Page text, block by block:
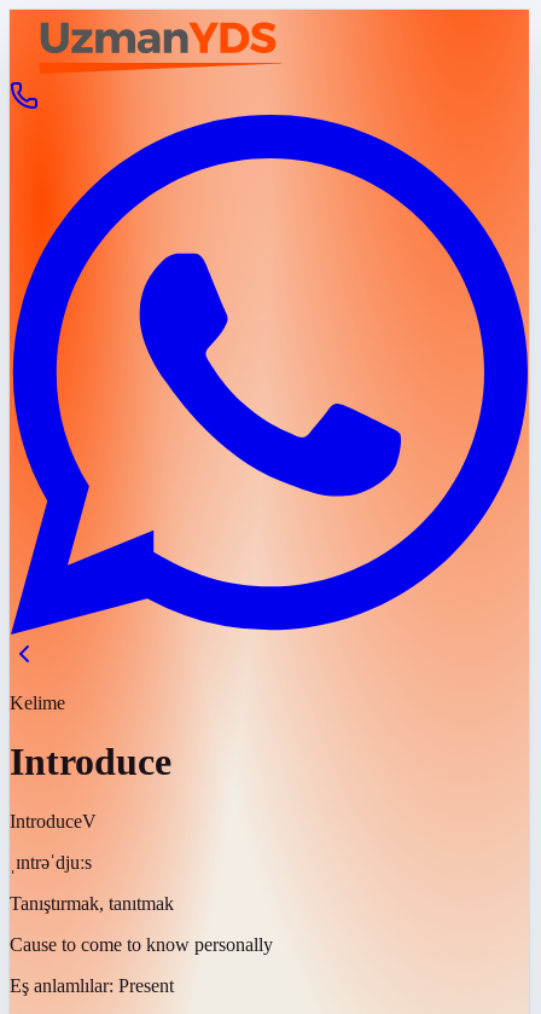
Kelime
Introduce
IntroduceV
ˌɪntrəˈdjuːs
Tanıştırmak, tanıtmak
Cause to come to know personally
Eş anlamlılar: Present